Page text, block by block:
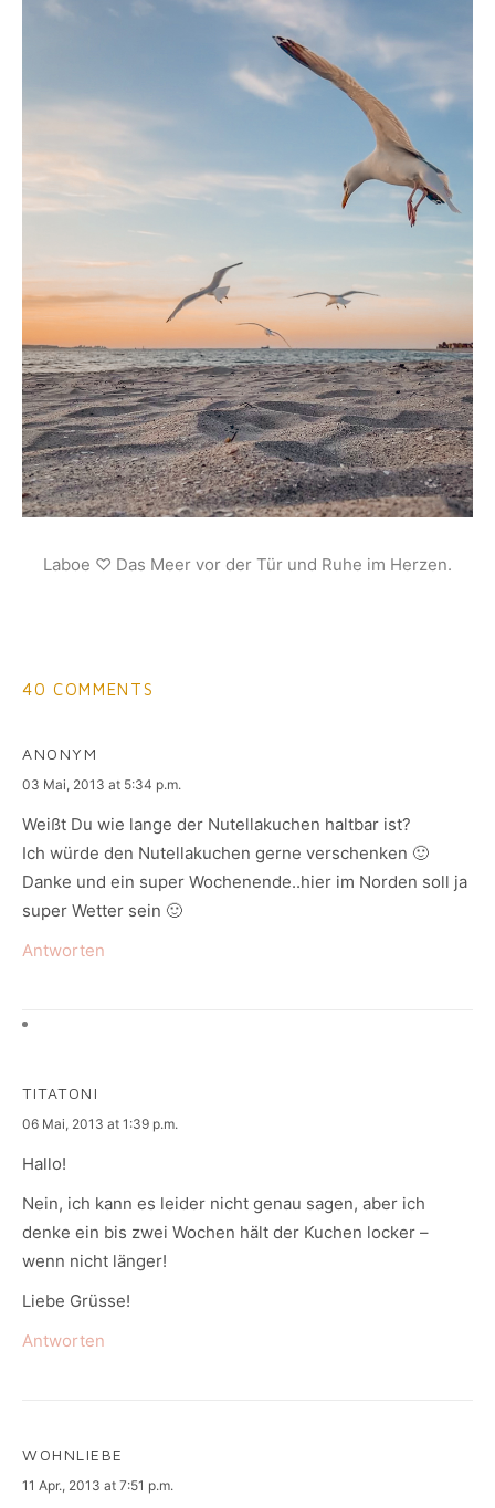
Laboe ♡ Das Meer vor der Tür und Ruhe im Herzen.
40 COMMENTS
ANONYM
says:
03 Mai, 2013 at 5:34 p.m.
Weißt Du wie lange der Nutellakuchen haltbar ist?
Ich würde den Nutellakuchen gerne verschenken 🙂
Danke und ein super Wochenende..hier im Norden soll ja
super Wetter sein 🙂
Antworten
TITATONI
says:
06 Mai, 2013 at 1:39 p.m.
Hallo!
Nein, ich kann es leider nicht genau sagen, aber ich
denke ein bis zwei Wochen hält der Kuchen locker –
wenn nicht länger!
Liebe Grüsse!
Antworten
WOHNLIEBE
says:
11 Apr., 2013 at 7:51 p.m.